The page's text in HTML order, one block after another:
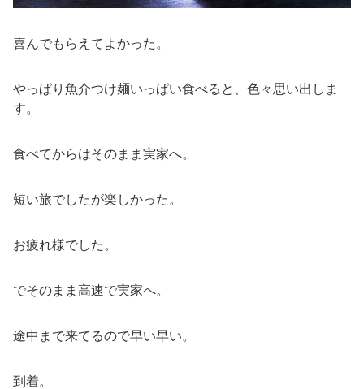
喜んでもらえてよかった。
やっぱり魚介つけ麺いっぱい食べると、色々思い出しま
す。
食べてからはそのまま実家へ。
短い旅でしたが楽しかった。
お疲れ様でした。
でそのまま高速で実家へ。
途中まで来てるので早い早い。
到着。